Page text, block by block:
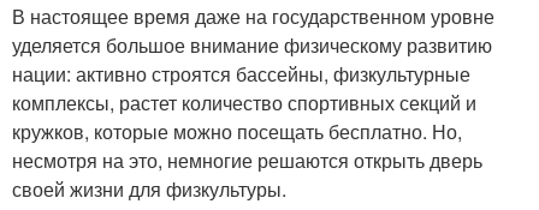
В настоящее время даже на государственном уровне
уделяется большое внимание физическому развитию
нации: активно строятся бассейны, физкультурные
комплексы, растет количество спортивных секций и
кружков, которые можно посещать бесплатно. Но,
несмотря на это, немногие решаются открыть дверь
своей жизни для физкультуры.